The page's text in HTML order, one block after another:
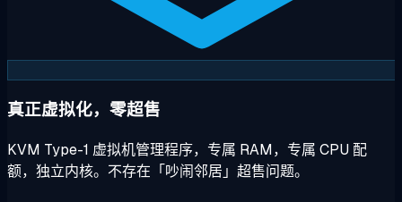
真正虚拟化，零超售
KVM Type-1 虚拟机管理程序，专属 RAM，专属 CPU 配
额，独立内核。不存在「吵闹邻居」超售问题。